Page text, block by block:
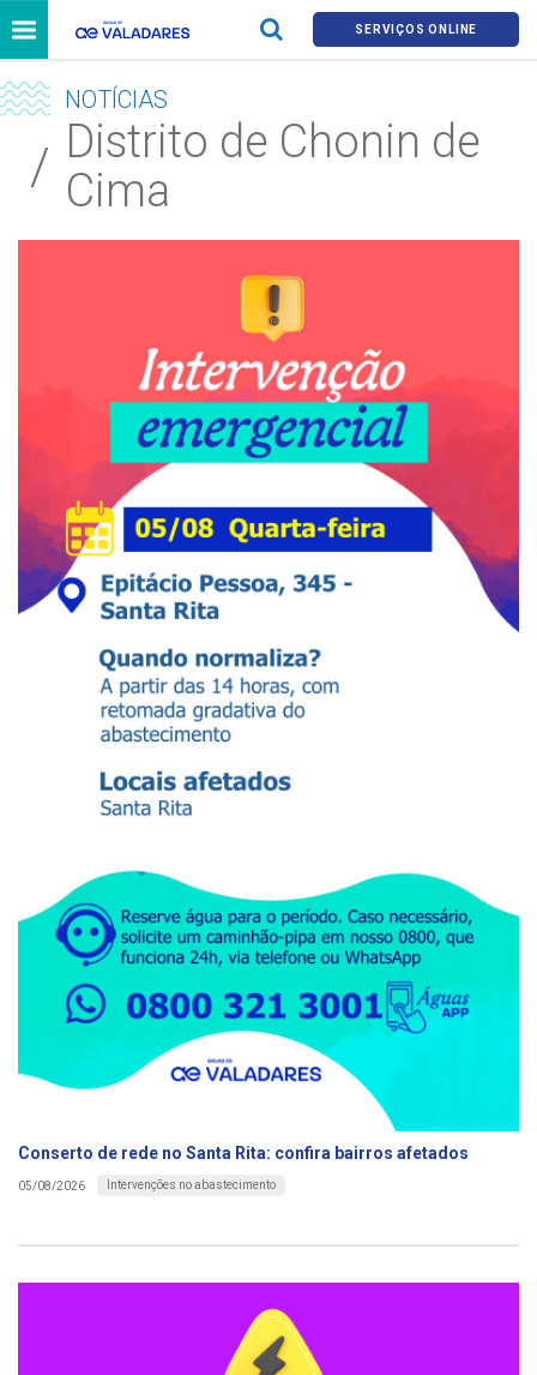
SERVIÇOS ONLINE
NOTÍCIAS
Distrito de Chonin de
Cima
Conserto de rede no Santa Rita: confira bairros afetados
05/08/2026 Intervenções no abastecimento